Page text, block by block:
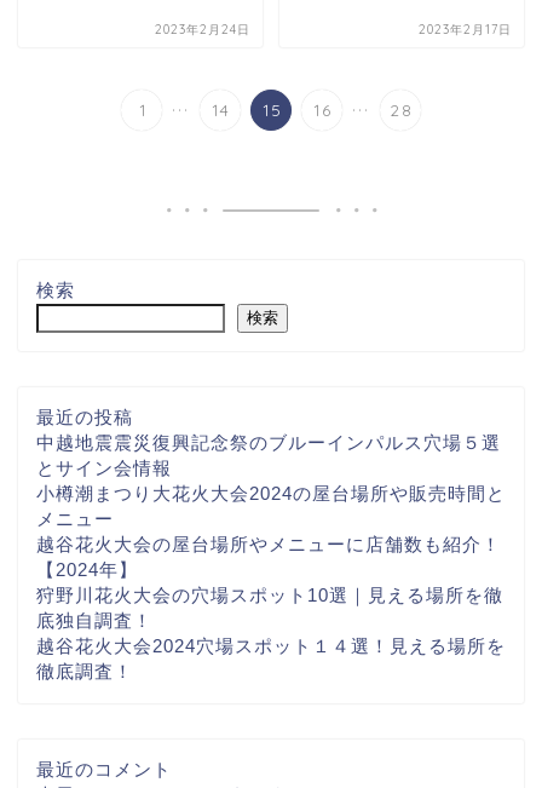
2023年2月24日 2023年2月17日
1 ... 14 15 16 ... 28
検索
検索
最近の投稿
中越地震震災復興記念祭のブルーインパルス穴場５選
とサイン会情報
小樽潮まつり大花火大会2024の屋台場所や販売時間と
メニュー
越谷花火大会の屋台場所やメニューに店舗数も紹介！
【2024年】
狩野川花火大会の穴場スポット10選｜見える場所を徹
底独自調査！
越谷花火大会2024穴場スポット１４選！見える場所を
徹底調査！
最近のコメント